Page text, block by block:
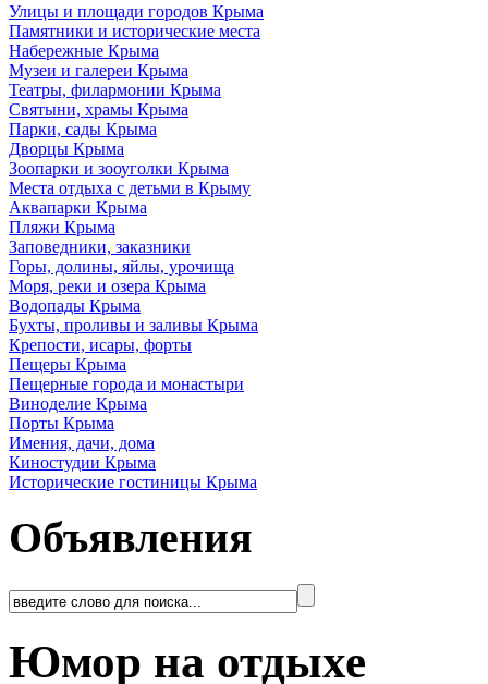
Улицы и площади городов Крыма
Памятники и исторические места
Набережные Крыма
Музеи и галереи Крыма
Театры, филармонии Крыма
Святыни, храмы Крыма
Парки, сады Крыма
Дворцы Крыма
Зоопарки и зооуголки Крыма
Места отдыха с детьми в Крыму
Аквапарки Крыма
Пляжи Крыма
Заповедники, заказники
Горы, долины, яйлы, урочища
Моря, реки и озера Крыма
Водопады Крыма
Бухты, проливы и заливы Крыма
Крепости, исары, форты
Пещеры Крыма
Пещерные города и монастыри
Виноделие Крыма
Порты Крыма
Имения, дачи, дома
Киностудии Крыма
Исторические гостиницы Крыма
Объявления
Юмор на отдыхе